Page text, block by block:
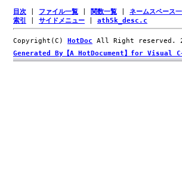
目次 ファイル一覧 関数一覧 ネームスペース
索引
サイドメニュー ath5k_desc.c
Copyright(C) HotDoc All Right reserved.
Generated By【A HotDocument】for Visual